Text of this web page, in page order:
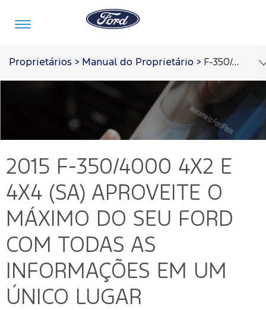
Seu
Monte
o Seu
Peças
Mercado
Livre
Serviços
Financeiros
Credit
Menu
Ford
Pós-
Venda
Recall
Ford
Protect
Meu
Ford
Minhas
Experiências
Ford
Proprietários
Tecnologia
SYNC ®
Pro™
sessão
Iniciar
sessão
Iniciar
sessão
Minha
Conta
Criar
Proprietários > Manual do Proprietário > F-350/4000 4x2 e 4x4 (SA) 2015
2015 F-350/4000 4X2 E
4X4 (SA) APROVEITE O
MÁXIMO DO SEU FORD
COM TODAS AS
INFORMAÇÕES EM UM
ÚNICO LUGAR